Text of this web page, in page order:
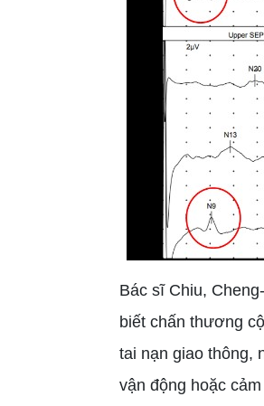
Bác sĩ Chiu,
biết chấn thương
tai nạn giao thông,
vận động hoặc